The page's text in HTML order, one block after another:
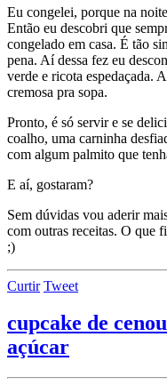
Eu congelei, porque na
Então eu descobri que
congelado em casa. É tão
pena. Aí dessa fez eu
verde e ricota espedaçada.
cremosa pra sopa.
Pronto, é só servir e se
coalho, uma carninha
com algum palmito que
E aí, gostaram?
Sem dúvidas vou aderir
com outras receitas. O que
;)
Curtir Tweet
cupcake de
açúcar